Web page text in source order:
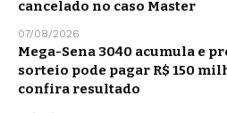
cancelado no caso Master
07/08/2026
Mega-Sena 3040 acumula e
sorteio pode pagar R$ 150
confira resultado